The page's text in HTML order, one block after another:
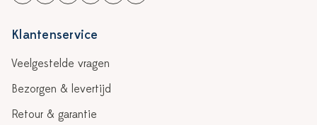
Klantenservice
Veelgestelde vragen
Bezorgen & levertijd
Retour & garantie